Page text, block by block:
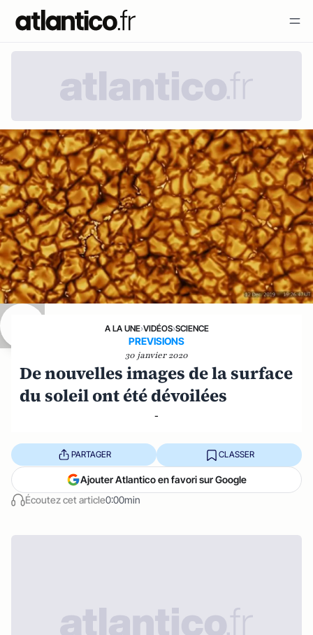
A LA UNE›VIDÉOS›SCIENCE
PREVISIONS
30 janvier 2020
De nouvelles images de la surface
du soleil ont été dévoilées
-
Écoutez cet article0:00min
PARTAGER CLASSER
Ajouter Atlantico en favori sur Google